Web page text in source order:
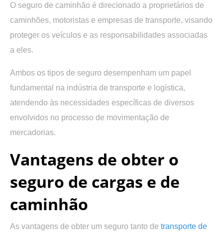
O seguro de caminhão é direcionado a proprietários de
caminhões, motoristas e empresas de transporte, visando
proteger os veículos e as responsabilidades associadas
a eles.
Ambos os tipos de seguro desempenham um papel
fundamental na indústria de transporte e logística,
atendendo às necessidades específicas de diversos
envolvidos no processo de movimentação de
mercadorias.
Vantagens de obter o
seguro de cargas e de
caminhão
As vantagens de obter um seguro tanto de transporte de